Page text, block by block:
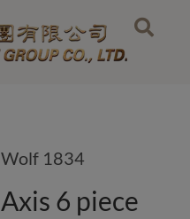
Wolf 1834
Axis 6 piece